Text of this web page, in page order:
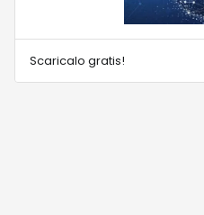
Scaricalo gratis!